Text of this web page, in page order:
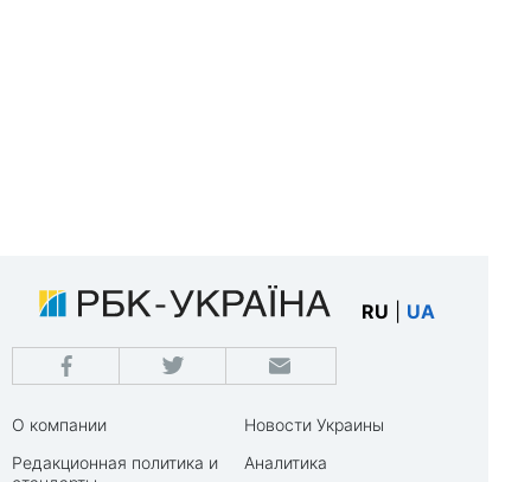
RU UA
О компании
Редакционная политика и
Новости Украины
Аналитика